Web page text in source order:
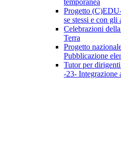
temporanea
Progetto
se stessi e con
Celebrazioni
Terra
Progetto
Pubblicazione
Tutor per
-23- Integrazione